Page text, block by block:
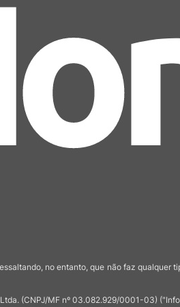
no entanto, que não faz qualquer
(CNPJ/MF nº 03.082.929/0001-03)